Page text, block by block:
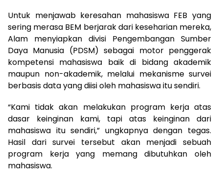
Untuk menjawab keresahan mahasiswa FEB yang
sering merasa BEM berjarak dari keseharian mereka,
Alam menyiapkan divisi Pengembangan Sumber
Daya Manusia (PDSM) sebagai motor penggerak
kompetensi mahasiswa baik di bidang akademik
maupun non-akademik, melalui mekanisme survei
berbasis data yang diisi oleh mahasiswa itu sendiri.
“Kami tidak akan melakukan program kerja atas
dasar keinginan kami, tapi atas keinginan dari
mahasiswa itu sendiri,” ungkapnya dengan tegas.
Hasil dari survei tersebut akan menjadi sebuah
program kerja yang memang dibutuhkan oleh
mahasiswa.